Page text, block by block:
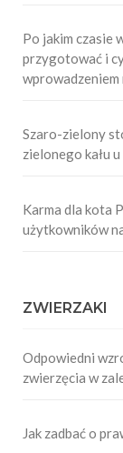
Po jakim czasie
przygotować i
wprowadzeniem
Szaro-zielony
zielonego kału
Karma dla kota
użytkowników
ZWIERZAKI
Odpowiedni
zwierzęcia w
Jak zadbać o